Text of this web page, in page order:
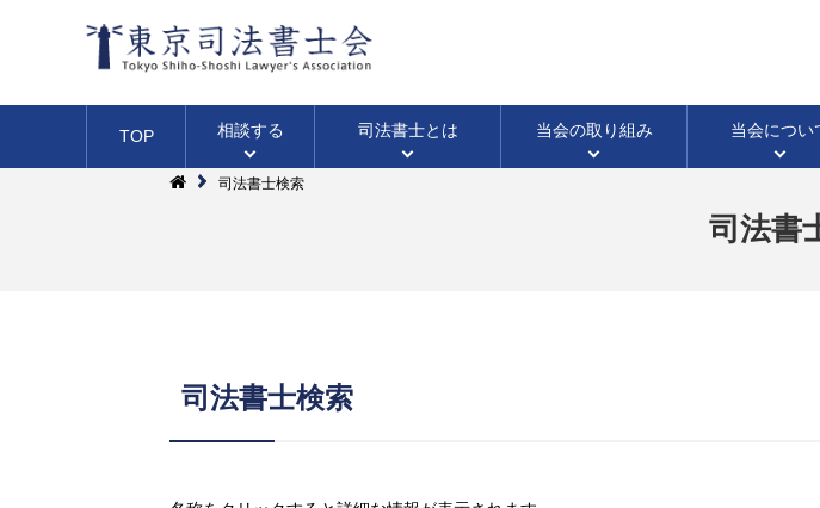
TOP 相談する
無料相談法律相談
（WEB・面談・電話・出張）
司法書士とは 当会の取り組み 当会につい
司法書
司法書士検索
司法書士検索